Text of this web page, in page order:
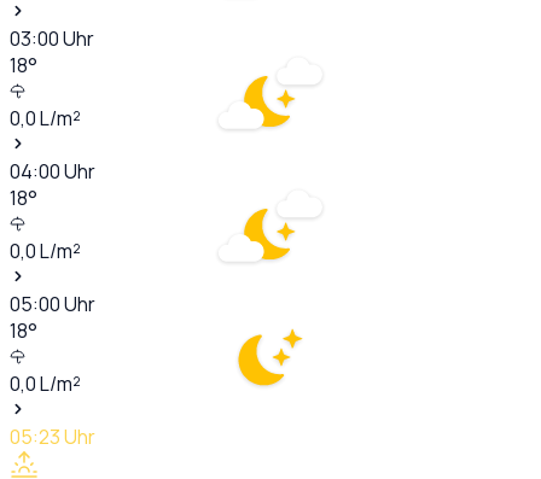
03:00Uhr
18°
0,0L/m²
04:00Uhr
18°
0,0L/m²
05:00Uhr
18°
0,0L/m²
05:23Uhr